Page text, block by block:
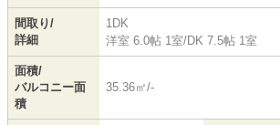
間取り/
詳細
1DK
洋室 6.0帖 1室/DK 7.5帖 1室
面積/
バルコニー面
積
35.36㎡/-